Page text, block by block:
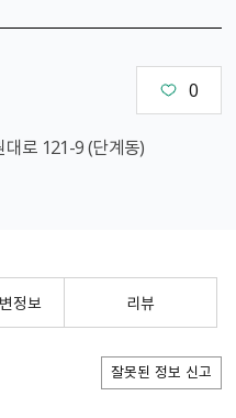
0
로 121-9 (단계동)
정보 리뷰
잘못된 정보 신고